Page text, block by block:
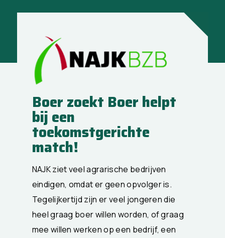
Boer zoekt Boer helpt
bij een
toekomstgerichte
match!
NAJK ziet veel agrarische bedrijven
eindigen, omdat er geen opvolger is.
Tegelijkertijd zijn er veel jongeren die
heel graag boer willen worden, of graag
mee willen werken op een bedrijf, een